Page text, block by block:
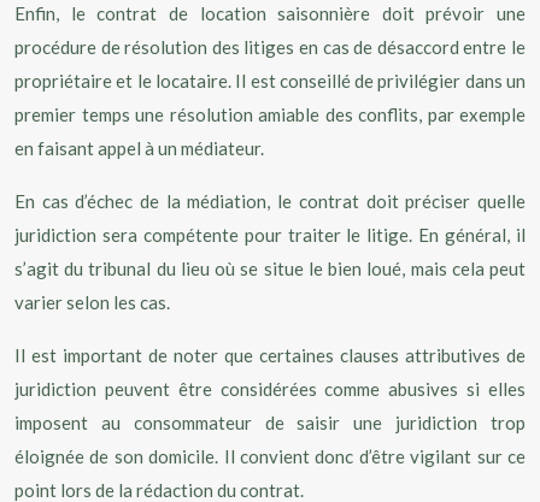
Enfin, le contrat de location saisonnière doit prévoir une
procédure de résolution des litiges en cas de désaccord entre le
propriétaire et le locataire. Il est conseillé de privilégier dans un
premier temps une résolution amiable des conflits, par exemple
en faisant appel à un médiateur.
En cas d’échec de la médiation, le contrat doit préciser quelle
juridiction sera compétente pour traiter le litige. En général, il
s’agit du tribunal du lieu où se situe le bien loué, mais cela peut
varier selon les cas.
Il est important de noter que certaines clauses attributives de
juridiction peuvent être considérées comme abusives si elles
imposent au consommateur de saisir une juridiction trop
éloignée de son domicile. Il convient donc d’être vigilant sur ce
point lors de la rédaction du contrat.